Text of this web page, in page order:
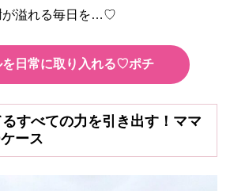
が溢れる毎日を…♡
を日常に取り入れる♡ポチ
すべての力を引き出す！ママ
ース